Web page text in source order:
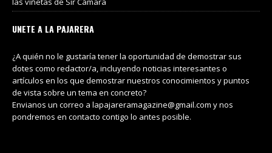
UNETE A LA PAJARERA
¿A quién no le gustaría tener la oportunidad de demostrar sus
dotes como redactor/a, incluyendo noticias interesantes o
artículos en los que demostrar nuestros conocimientos y puntos
de vista sobre un tema en concreto?
Envianos un correo a lapajareramagazine@gmail.com y nos
pondremos en contacto contigo lo antes posible.